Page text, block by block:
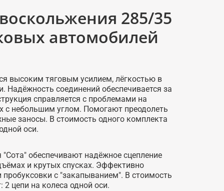
285/35
автомобилей
высоким тяговым усилием, лёгкостью в
Надёжность соединений обеспечивается за
справляется с проблемами на
с небольшим углом. Помогают преодолеть
заносы. В стоимость одного комплекта
оси.
обеспечивают надёжное сцепление
и крутых спусках. Эффективно
с "закапыванием". В стоимость
2 цепи на колеса одной оси.